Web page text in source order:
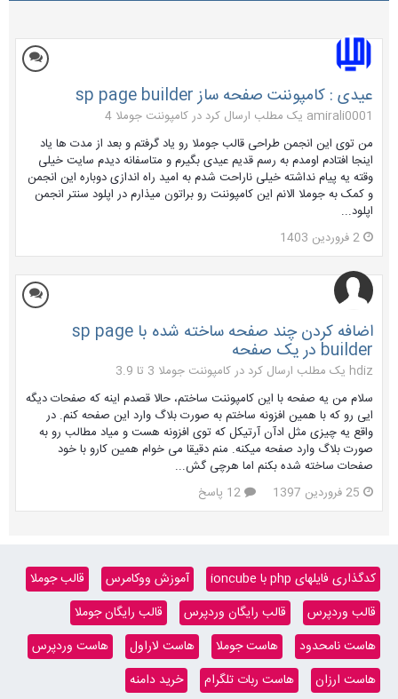
عیدی : کامپوننت صفحه ساز sp page builder
amirali0001 یک مطلب ارسال کرد در
کامپوننت جوملا 4
من توی این انجمن طراحی قالب جوملا رو یاد گرفتم و بعد از مدت ها یاد
اینجا افتادم اومدم به رسم قدیم عیدی بگیرم و متاسفانه دیدم سایت خیلی
وقته یه پیام نداشته خیلی ناراحت شدم به امید راه اندازی دوباره این انجمن
و کمک به جوملا الانم این کامپوننت رو براتون میذارم در اپلود سنتر انجمن
اپلود...
2 فروردین 1403
اضافه کردن چند صفحه ساخته شده با sp page
builder در یک صفحه
hdiz یک مطلب ارسال کرد در
کامپوننت جوملا 3 تا 3.9
سلام من یه صفحه با این کامپوننت ساختم، حالا قصدم اینه که صفحات دیگه
ایی رو که با همین افزونه ساختم به صورت بلاگ وارد این صفحه کنم. در
واقع یه چیزی مثل ادآن آرتیکل که توی افزونه هست و میاد مطالب رو به
صورت بلاگ وارد صفحه میکنه. منم دقیقا می خوام همین کارو با خود
صفحات ساخته شده بکنم اما هرچی گش...
25 فروردین 1397
کدگذاری فایلهای php با ioncube آموزش ووکامرس
قالب جوملا
قالب وردپرس
قالب رایگان وردپرس
قالب رایگان جوملا
هاست نامحدود
هاست جوملا هاست لاراول
هاست وردپرس
هاست ارزان
هاست ربات تلگرام خرید دامنه